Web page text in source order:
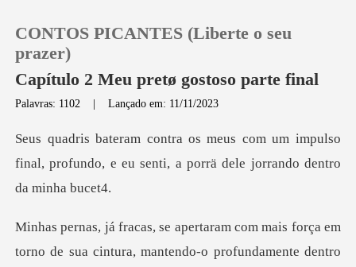
Loja
Sair
CONTOS PICANTES (Liberte o seu
prazer)
Capítulo 2 Meu pretø gostoso parte final
Palavras: 1102 |Lançado em: 11/11/2023
impulso
final, profundo, e eu senti, a po
orça em
torno de sua cintura, mantendo-o profunda